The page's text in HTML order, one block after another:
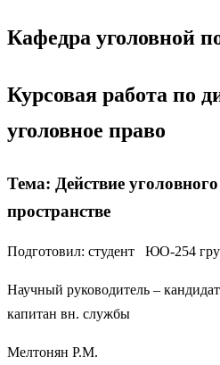
Кафедра уголовной
Курсовая работа по
уголовное право
Тема: Действие
пространстве
Подготовил: студент ЮО-254
Научный руководитель –
капитан вн. службы
Мелтонян Р.М.